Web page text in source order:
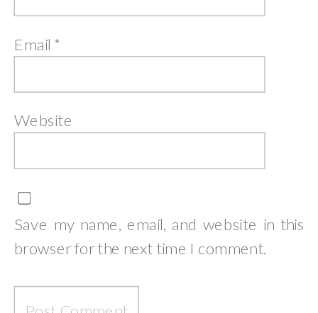
Email *
Website
Save my name, email, and website in this
browser for the next time I comment.